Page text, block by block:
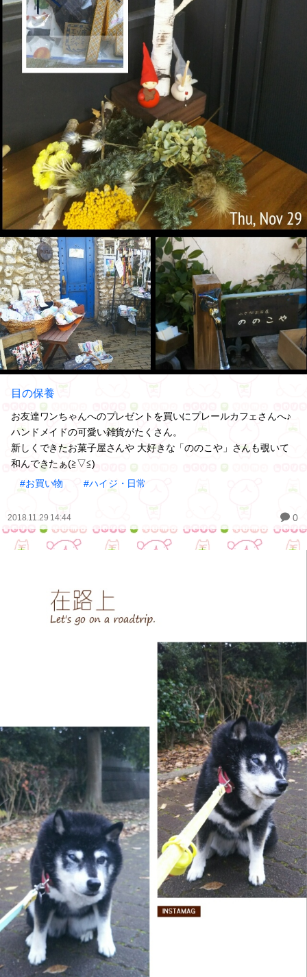
目の保養
お友達ワンちゃんへのプレゼントを買いにプレールカフェさんへ♪
ハンドメイドの可愛い雑貨がたくさん。
新しくできたお菓子屋さんや 大好きな「ののこや」さんも覗いて
和んできたぁ(≧▽≦)
#お買い物
#ハイジ・日常
2018.11.29 14:44 0